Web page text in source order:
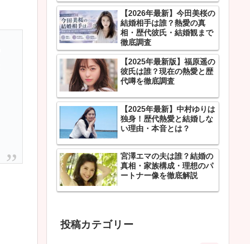
【2026年最新】今田美桜の
結婚相手は誰？熱愛の真
相・歴代彼氏・結婚観まで
徹底調査
【2025年最新版】福原遥の
彼氏は誰？現在の熱愛と歴
代噂を徹底調査
【2025年最新】中村ゆりは
独身！歴代熱愛と結婚しな
い理由・本音とは？
宮澤エマの夫は誰？結婚の
真相・家族構成・理想のパ
ートナー像を徹底解説
投稿カテゴリー